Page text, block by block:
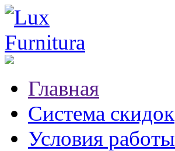
Главная
Система скидок
Условия работы